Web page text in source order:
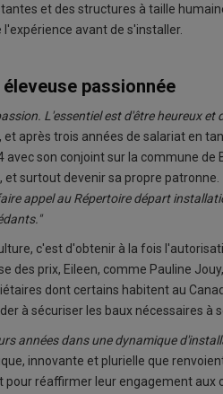
et des structures à taille
avant de s'installer.
éleveuse passionnée
L'essentiel est d'être heureux et
et après trois années de salariat en
son conjoint sur la commune de
surtout devenir sa propre patronne.
appel au Répertoire départ
c'est d'obtenir à la fois
des prix, Eileen, comme Pauline
dont certains habitent au
à sécuriser les baux nécessaires à
années dans une dynamique
innovante et plurielle que
réaffirmer leur engagement